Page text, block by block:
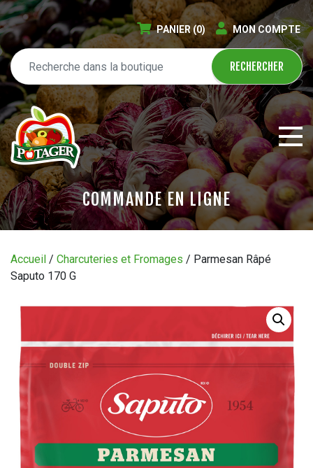
PANIER(0) MON COMPTE
COMMANDE EN LIGNE
CIRCULAIRE
BLOGUE
QUI SOMMES-NOUS?
CARRIÈRES
CONTACT
CONCOURS
Accueil / Charcuteries et Fromages / Parmesan Râpé
Saputo 170 G